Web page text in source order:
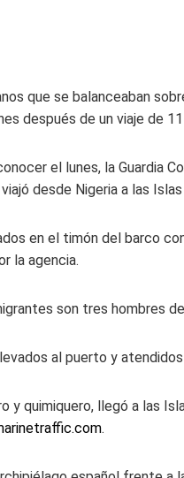
que se balanceaban
después de un viaje de
el lunes, la Guardia
desde Nigeria a las Islas
en el timón del barco
la agencia.
son tres hombres
al puerto y
y quimiquero, llegó a las
.